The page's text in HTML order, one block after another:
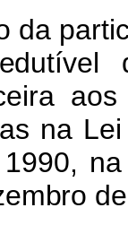
da
na